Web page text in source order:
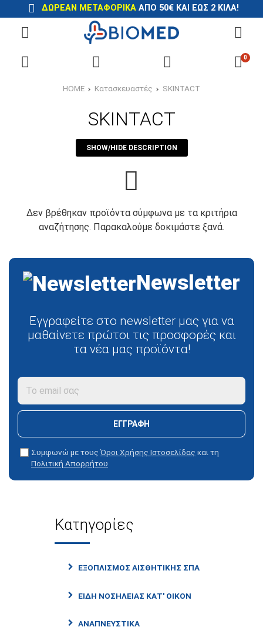
ΔΩΡΕΑΝ ΜΕΤΑΦΟΡΙΚΑΑΠΟ 50€ ΚΑΙ ΕΩΣ 2 ΚΙΛΑ!
0
HOME Κατασκευαστές SKINTACT
SKINTACT
SHOW/HIDE DESCRIPTION
Δεν βρέθηκαν προϊόντα σύμφωνα με τα κριτήρια
αναζήτησης. Παρακαλούμε δοκιμάστε ξανά.
Newsletter
Εγγραφείτε στο newsletter μας για να
μαθαίνετε πρώτοι τις προσφορές και
τα νέα μας προϊόντα!
ΕΓΓΡΑΦΗ
Συμφωνώ με τους Όροι Χρήσης Ιστοσελίδας και τη
Πολιτική Απορρήτου
Κατηγορίες
ΕΞΟΠΛΙΣΜΟΣ ΑΙΣΘΗΤΙΚΗΣ ΣΠΑ
ΕΙΔΗ ΝΟΣΗΛΕΙΑΣ ΚΑΤ' ΟΙΚΟΝ
ΑΝΑΠΝΕΥΣΤΙΚΑ